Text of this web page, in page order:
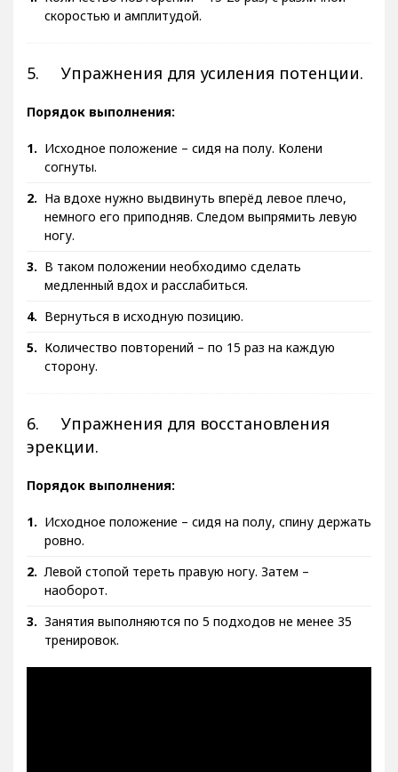
скоростью и амплитудой.
5. Упражнения для усиления потенции.
Порядок выполнения:
Исходное положение – сидя на полу. Колени
согнуты.
На вдохе нужно выдвинуть вперёд левое плечо,
немного его приподняв. Следом выпрямить левую
ногу.
В таком положении необходимо сделать
медленный вдох и расслабиться.
Вернуться в исходную позицию.
Количество повторений – по 15 раз на каждую
сторону.
6. Упражнения для восстановления
эрекции.
Порядок выполнения:
Исходное положение – сидя на полу, спину держать
ровно.
Левой стопой тереть правую ногу. Затем –
наоборот.
Занятия выполняются по 5 подходов не менее 35
тренировок.